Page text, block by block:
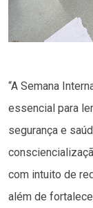
“A Semana
essencial para
segurança e
com intuito de
além de